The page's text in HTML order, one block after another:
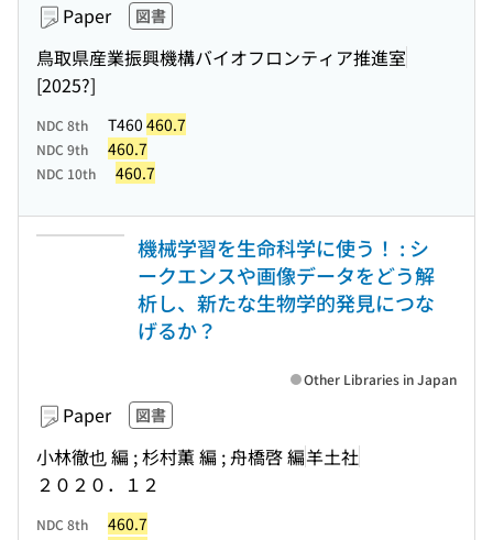
Paper 図書
鳥取県産業振興機構バイオフロンティア推進室
[2025?]
NDC 8th T460 460.7
NDC 9th 460.7
NDC 10th 460.7
機械学習を生命科学に使う！ : シ
ークエンスや画像データをどう解
析し、新たな生物学的発見につな
げるか？
Paper 図書
小林徹也 編 ; 杉村薫 編 ; 舟橋啓 編羊土社
２０２０．１２
Other Libraries in Japan
NDC 8th 460.7